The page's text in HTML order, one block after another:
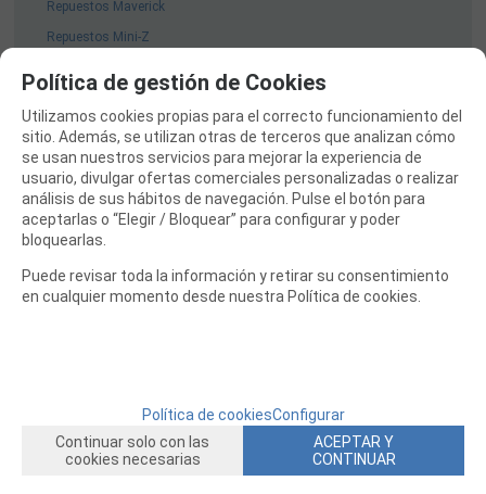
Repuestos Maverick
Repuestos Mini-Z
Repuestos Ninco Coches
Repuestos Serpent
Repuestos Speed Passion
Repuestos Sworkz
Repuestos TAMIYA
Repuestos Team Associated
Repuestos TeamC
Repuestos WLToys Coches
Repuestos XRAY
Política de gestión de Cookies
Utilizamos cookies propias para el correcto funcionamiento del
sitio. Además, se utilizan otras de terceros que analizan cómo
se usan nuestros servicios para mejorar la experiencia de
usuario, divulgar ofertas comerciales personalizadas o realizar
análisis de sus hábitos de navegación. Pulse el botón para
aceptarlas o “Elegir / Bloquear” para configurar y poder
bloquearlas.
Puede revisar toda la información y retirar su consentimiento
en cualquier momento desde nuestra Política de cookies.
Política de cookiesConfigurar
Continuar solo con las
cookies necesarias
ACEPTAR Y
CONTINUAR